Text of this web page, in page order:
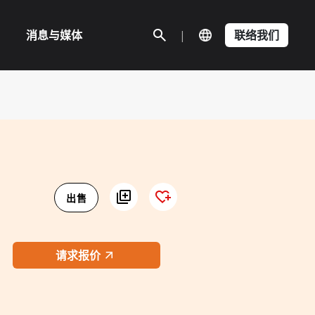
消息与媒体 | 联络我们
出售
请求报价